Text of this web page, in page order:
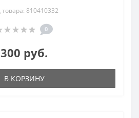
товара: 810410332
0
300 руб.
В КОРЗИНУ